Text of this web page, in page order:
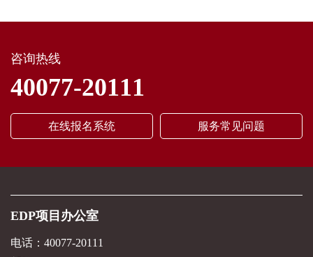
咨询热线
40077-20111
在线报名系统 服务常见问题
EDP项目办公室
电话：40077-20111